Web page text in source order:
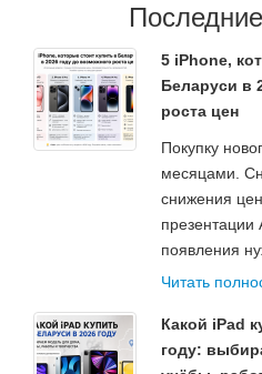
5 iPhone,
Беларуси в
роста цен
Покупку
месяцами.
снижения
презентации
появления
Читать
Какой iPad
году: